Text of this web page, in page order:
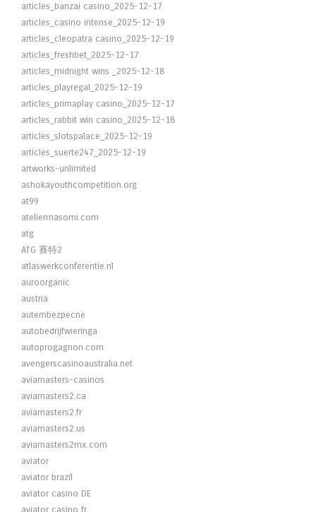
articles_banzai casino_2025-12-17
articles_casino intense_2025-12-19
articles_cleopatra casino_2025-12-19
articles_freshbet_2025-12-17
articles_midnight wins _2025-12-18
articles_playregal_2025-12-19
articles_primaplay casino_2025-12-17
articles_rabbit win casino_2025-12-18
articles_slotspalace_2025-12-19
articles_suerte247_2025-12-19
artworks-unlimited
ashokayouthcompetition.org
at99
ateliermasomi.com
atg
ATG 賽特2
atlaswerkconferentie.nl
auroorganic
austria
autembezpecne
autobedrijfwieringa
autoprogagnon.com
avengerscasinoaustralia.net
aviamasters-casinos
aviamasters2.ca
aviamasters2.fr
aviamasters2.us
aviamasters2mx.com
aviator
aviator brazil
aviator casino DE